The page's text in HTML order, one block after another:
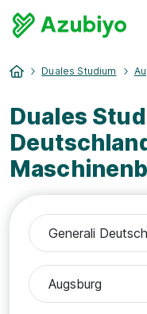
Duales Studium
Duales